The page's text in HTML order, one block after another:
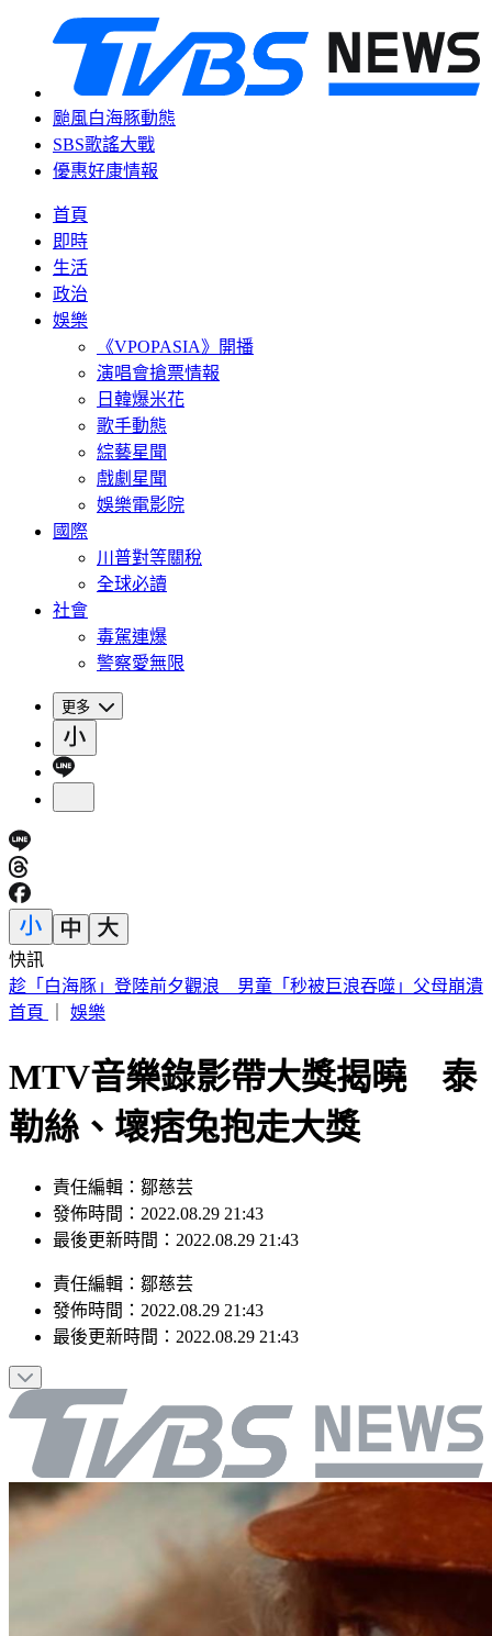
颱風白海豚動態
SBS歌謠大戰
優惠好康情報
首頁
即時
生活
政治
娛樂
《VPOPASIA》開播
演唱會搶票情報
日韓爆米花
歌手動態
綜藝星聞
戲劇星聞
娛樂電影院
國際
川普對等關稅
全球必讀
社會
毒駕連爆
警察愛無限
更多
快訊
許富凱開唱！半個演藝圈都來了 驚見大咖天后
首頁
娛樂
MTV音樂錄影帶大獎揭曉 泰
勒絲、壞痞兔抱走大獎
責任編輯：鄒慈芸
發佈時間：2022.08.29 21:43
最後更新時間：2022.08.29 21:43
責任編輯 ： 鄒慈芸
發佈時間： 2022.08.29 21:43
最後更新時間： 2022.08.29 21:43